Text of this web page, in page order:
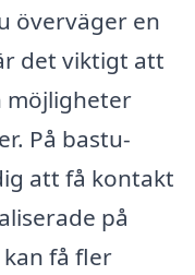
överväger en
det viktigt att
möjligheter
På bastu-
att få kontakt
på
få fler